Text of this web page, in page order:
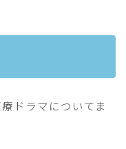
ドラマについてま